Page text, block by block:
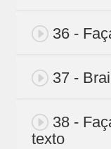
36 -
37 -
38 -
texto